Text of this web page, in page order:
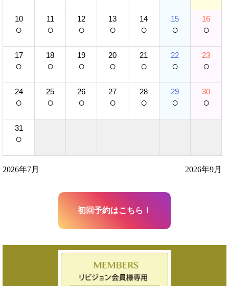
10
○
11
○
12
○
13
○
14
○
15
○
16
○
17
○
18
○
19
○
20
○
21
○
22
○
23
○
24
○
25
○
26
○
27
○
28
○
29
○
30
○
31
○
2026年7月 2026年9月
初回予約はこちら！